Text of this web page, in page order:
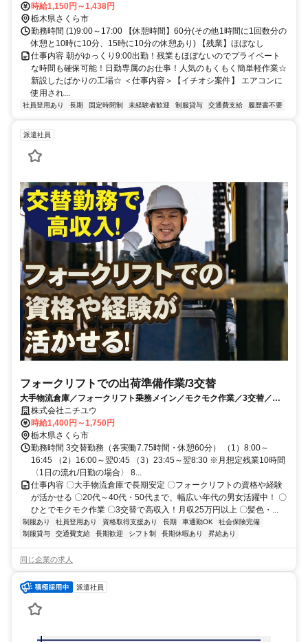
時給1,150円～1,438円
栃木県さくら市
勤務時間 (1)9:00～17:00 【休憩時間】60分(その他1時間に1回数分の
休憩と10時に10分、15時に10分の休憩あり) 【残業】ほぼなし
仕事内容 朝がゆっくり9:00出勤！残業もほぼないのでプライベート
な時間も確保可能！日勤専属のお仕事！人気のもくもく簡単軽作業☆
新設したばかりの工場☆ ＜仕事内容＞【イチオシ案件】 エアコンに
使用され...
社員登用あり 長期 固定時間制 未経験者歓迎 制服貸与 交通費支給 履歴書不要
派遣社員
フォークリフトでの出荷準備作業/3交替
大手物流倉庫／フォークリフト乗務メイン／モクモク作業／3交替／残
業少なめ10時間位、月収26万円以上
株式会社ニチユウ
時給1,400円～1,750円
栃木県さくら市
勤務時間 3交替勤務（各実働7.75時間・休憩60分） （1）8:00～
16:45 （2）16:00～翌0:45 （3）23:45～翌8:30 ※月想定残業10時間
〈1日の流れ/日勤の場合〉 8...
仕事内容 〇大手物流倉庫で長期安定 〇フォークリフトの資格や経験
が活かせる 〇20代～40代・50代まで、幅広い年代の男女活躍中！ 〇
ひとでモクモク作業 〇3交替で高収入！月収25万円以上 〇髪色・...
制服あり 社員登用あり 資格取得支援あり 長期 車通勤OK
社会保険完備
制服貸与
交通費支給 長期歓迎 シフト制 長期休暇あり 昇給あり
同じ企業の求人
派遣社員